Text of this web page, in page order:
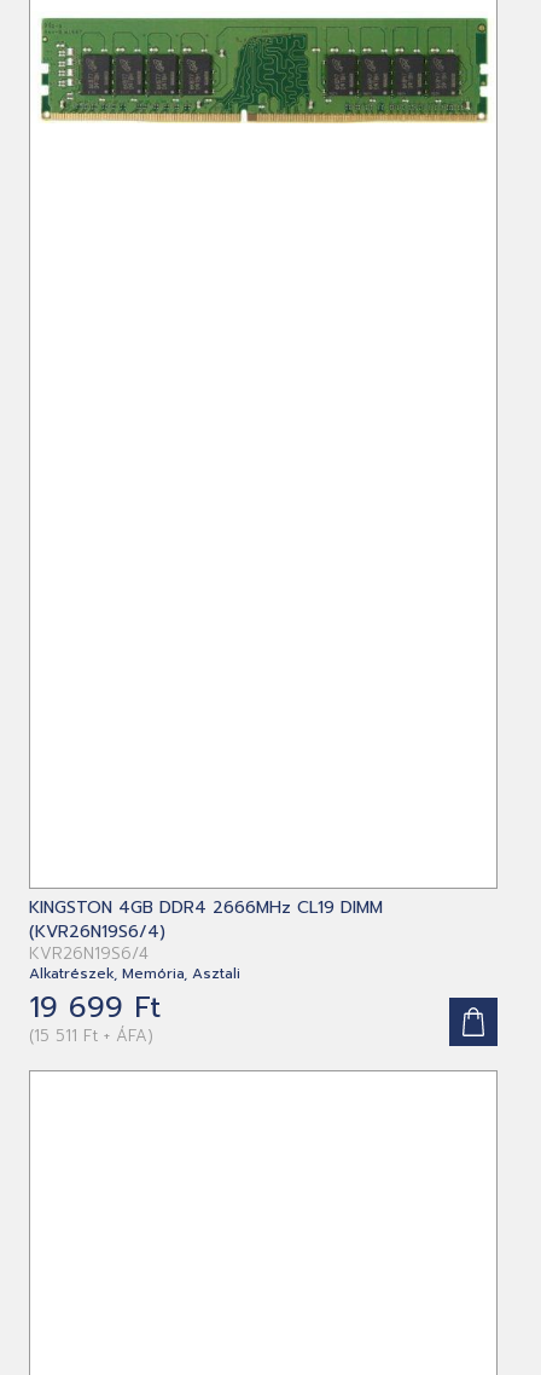
KINGSTON 4GB DDR4 2666MHz CL19 DIMM
(KVR26N19S6/4)
KVR26N19S6/4
Alkatrészek, Memória, Asztali
19 699 Ft
(15 511 Ft + ÁFA)